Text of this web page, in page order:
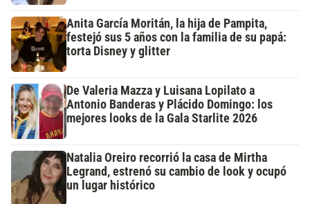
Anita García Moritán, la hija de Pampita,
festejó sus 5 años con la familia de su papá:
torta Disney y glitter
De Valeria Mazza y Luisana Lopilato a
Antonio Banderas y Plácido Domingo: los
mejores looks de la Gala Starlite 2026
Natalia Oreiro recorrió la casa de Mirtha
Legrand, estrenó su cambio de look y ocupó
un lugar histórico